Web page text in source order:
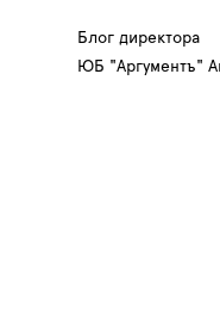
Блог директора
ЮБ "Аргументъ"